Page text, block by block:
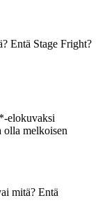
Entä Stage Fright?
elokuvaksi
olla melkoisen
mitä? Entä